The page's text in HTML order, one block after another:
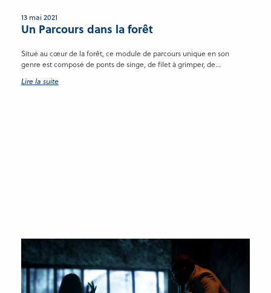
13 mai 2021
Un Parcours dans la forêt
Situé au cœur de la forêt, ce module de parcours unique en son
genre est composé de ponts de singe, de filet à grimper, de...
Lire la suite